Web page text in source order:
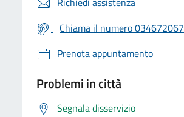
Chiama il numero 034672067
Prenota appuntamento
Problemi in città
Segnala disservizio